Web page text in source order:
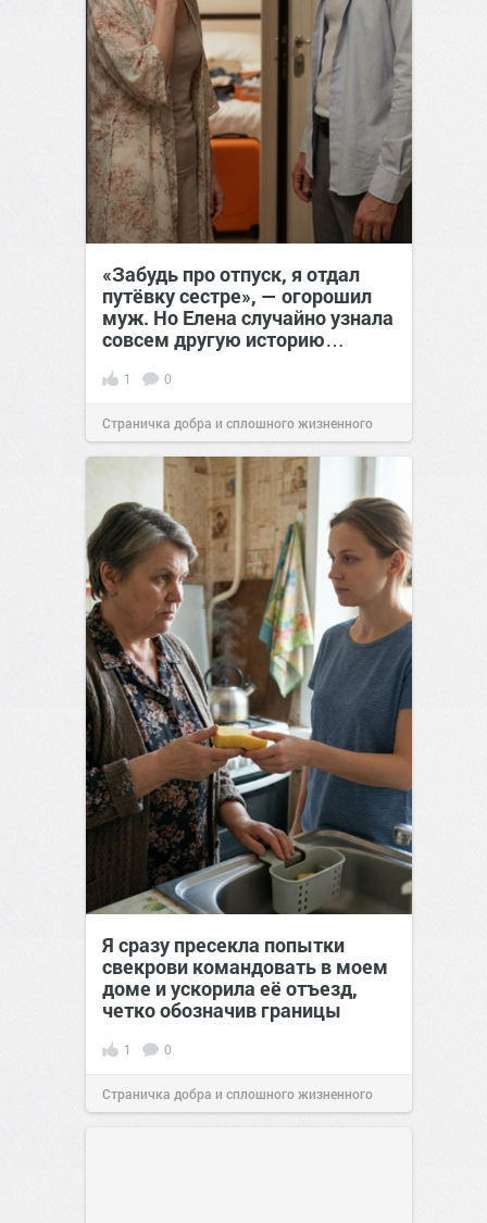
«Забудь про отпуск, я отдал
путёвку сестре», — огорошил
муж. Но Елена случайно узнала
совсем другую историю…
1 0
Страничка добра и сплошного жизненного
позитива!00:28Сегодня
Я сразу пресекла попытки
свекрови командовать в моем
доме и ускорила её отъезд,
четко обозначив границы
1 0
Страничка добра и сплошного жизненного